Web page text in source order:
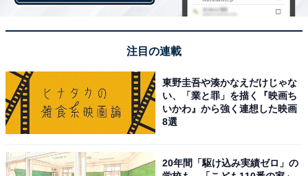
注目の連載
東野圭吾や湊かなえだけじゃな
い、「業と罪」を描く『映画ち
いかわ』から強く連想した映画
8選
20年間「駆け込み実績ゼロ」の